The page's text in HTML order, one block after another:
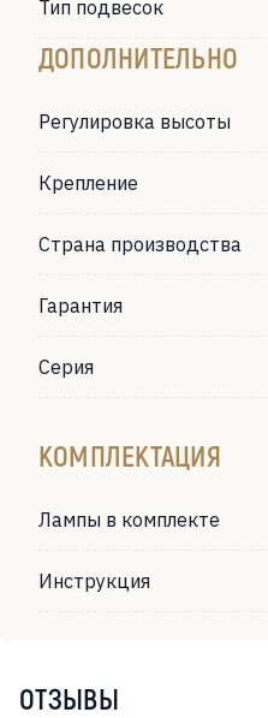
Тип подвесок
ДОПОЛНИТЕЛЬНО
Регулировка высоты
Крепление
Страна производства
Гарантия
Серия
КОМПЛЕКТАЦИЯ
Лампы в комплекте
Инструкция
ОТЗЫВЫ